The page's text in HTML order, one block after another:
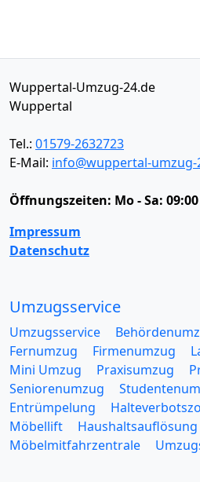
Wuppertal-Umzug-24.de
Wuppertal
Tel.: 01579-2632723
E-Mail: info@wuppertal-umzug-
Öffnungszeiten: Mo - Sa:
Impressum
Datenschutz
Umzugsservice
Umzugsservice
Fernumzug
Firmenumzug
Mini Umzug
Praxisumzug
Seniorenumzug
Entrümpelung
Möbellift
Haushaltsauflösung
Möbelmitfahrzentrale